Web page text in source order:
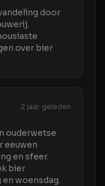
door
over bier
2 jaar geleden
ouderwetse
eeuwen
en sfeer.
bier
woensdag.